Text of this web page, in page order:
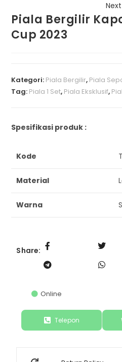
Next
Piala Bergilir
Cup 2023
Kategori: Piala Bergilir, Piala
Tag: Piala 1 Set, Piala Eksklusif,
Spesifikasi produk :
Kode
Material
Warna
Share:
Online
Telepon